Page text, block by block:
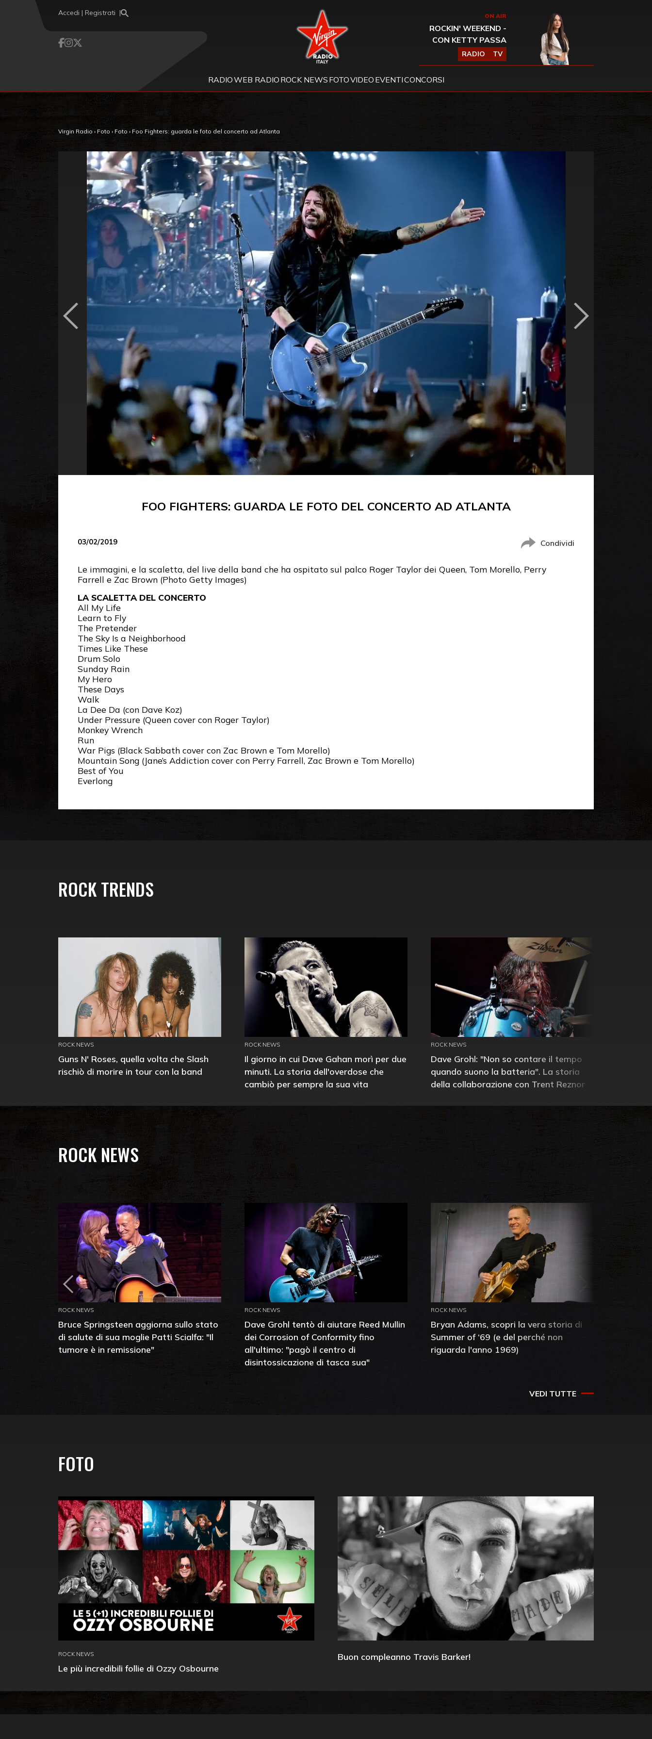
Accedi | Registrati Virgin Radio ON AIR
ROCKIN' WEEKEND -
CON KETTY PASSA
RADIO TV
RADIOWEB RADIO ROCK NEWS FOTOVIDEO EVENTICONCORSI
Virgin Radio › Foto › Foto › Foo Fighters: guarda le foto del concerto ad Atlanta
FOO FIGHTERS: GUARDA LE FOTO DEL CONCERTO AD ATLANTA
03/02/2019 Condividi
Le immagini, e la scaletta, del live della band che ha ospitato sul palco Roger Taylor dei Queen, Tom Morello, Perry
Farrell e Zac Brown (Photo Getty Images)
LA SCALETTA DEL CONCERTO
All My Life
Learn to Fly
The Pretender
The Sky Is a Neighborhood
Times Like These
Drum Solo
Sunday Rain
My Hero
These Days
Walk
La Dee Da (con Dave Koz)
Under Pressure (Queen cover con Roger Taylor)
Monkey Wrench
Run
War Pigs (Black Sabbath cover con Zac Brown e Tom Morello)
Mountain Song (Jane’s Addiction cover con Perry Farrell, Zac Brown e Tom Morello)
Best of You
Everlong
ROCK TRENDS
ROCK NEWS
Guns N' Roses, quella volta che Slash
rischiò di morire in tour con la band
ROCK NEWS
Il giorno in cui Dave Gahan morì per due
minuti. La storia dell'overdose che
cambiò per sempre la sua vita
ROCK NEWS
Dave Grohl: "Non so contare il tempo
quando suono la batteria". La storia
della collaborazione con Trent Reznor
ROCK NEWS
ROCK NEWS
Bruce Springsteen aggiorna sullo stato
di salute di sua moglie Patti Scialfa: "Il
tumore è in remissione"
ROCK NEWS
Dave Grohl tentò di aiutare Reed Mullin
dei Corrosion of Conformity fino
all'ultimo: "pagò il centro di
disintossicazione di tasca sua"
ROCK NEWS
Bryan Adams, scopri la vera storia di
Summer of ‘69 (e del perché non
riguarda l'anno 1969)
VEDI TUTTE
FOTO
ROCK NEWS
Le più incredibili follie di Ozzy Osbourne
Buon compleanno Travis Barker!